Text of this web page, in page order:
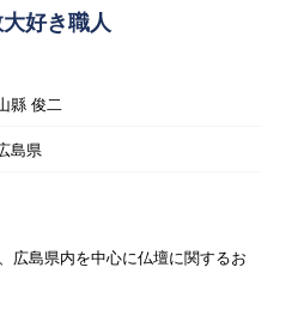
好き職人
縣 俊二
島県
広島県内を中心に仏壇に関するお